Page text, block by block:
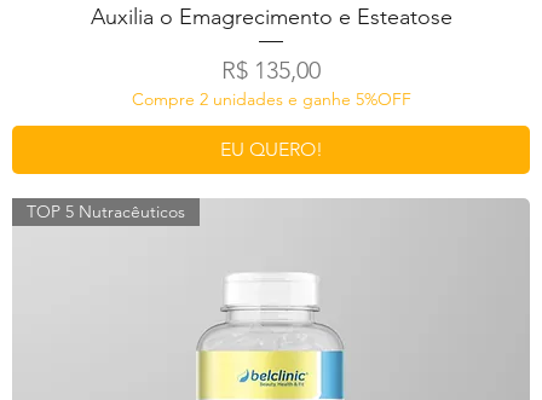
Auxilia o Emagrecimento e Esteatose
Preço
R$ 135,00
Compre 2 unidades e ganhe 5%OFF
EU QUERO!
TOP 5 Nutracêuticos